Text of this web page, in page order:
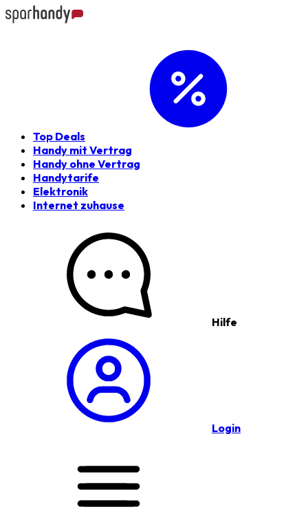
Top Deals
Handy mit Vertrag
Handy ohne Vertrag
Handytarife
Elektronik
Internet zuhause
Hilfe
Login